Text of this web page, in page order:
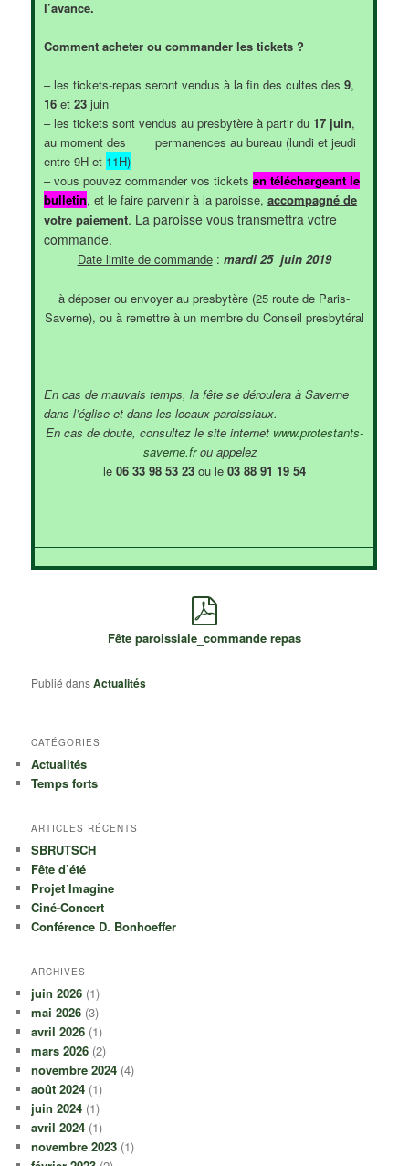
l’avance.
Comment acheter ou commander les tickets ?
– les tickets-repas seront vendus à la fin des cultes des9,
16 et23 juin
– les tickets sont vendus au presbytère à partir du17 juin,
au moment des permanences au bureau (lundi et jeudi
entre 9H et 11H)
– vous pouvez commander vos tickets en téléchargeant le
bulletin, et le faire parvenir à la paroisse,accompagné de
votre paiement. La paroisse vous transmettra votre
commande.
Date limite de commande: mardi 25 juin 2019
à déposer ou envoyer au presbytère (25 route de Paris-
Saverne), ou à remettre à un membre du Conseil presbytéral
En cas de mauvais temps, la fête se déroulera à Saverne
dans l’église et dans les locaux paroissiaux.
En cas de doute, consultez le site internet www.protestants-
saverne.frou appelez
le06 33 98 53 23ou le 03 88 91 19 54
Fête paroissiale_commande repas
Publié dansActualités
CATÉGORIES
Actualités
Temps forts
ARTICLES RÉCENTS
SBRUTSCH
Fête d’été
Projet Imagine
Ciné-Concert
Conférence D. Bonhoeffer
ARCHIVES
juin 2026 (1)
mai 2026 (3)
avril 2026 (1)
mars 2026 (2)
novembre 2024 (4)
août 2024 (1)
juin 2024 (1)
avril 2024 (1)
novembre 2023 (1)